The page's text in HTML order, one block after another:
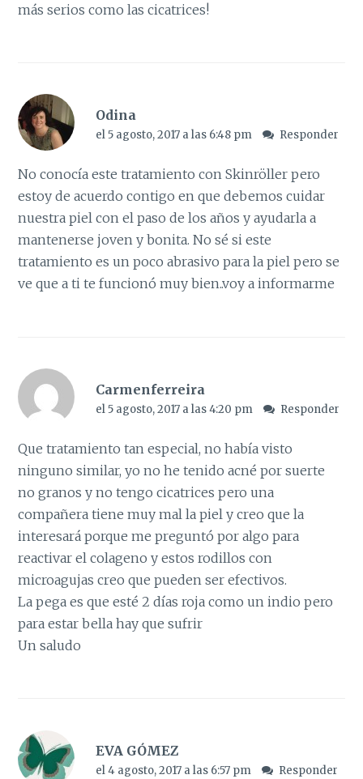
más serios como las cicatrices!
Odina
el 5 agosto, 2017 a las 6:48 pm Responder
No conocía este tratamiento con Skinröller pero
estoy de acuerdo contigo en que debemos cuidar
nuestra piel con el paso de los años y ayudarla a
mantenerse joven y bonita. No sé si este
tratamiento es un poco abrasivo para la piel pero se
ve que a ti te funcionó muy bien..voy a informarme
Carmenferreira
el 5 agosto, 2017 a las 4:20 pm Responder
Que tratamiento tan especial, no había visto
ninguno similar, yo no he tenido acné por suerte
no granos y no tengo cicatrices pero una
compañera tiene muy mal la piel y creo que la
interesará porque me preguntó por algo para
reactivar el colageno y estos rodillos con
microagujas creo que pueden ser efectivos.
La pega es que esté 2 días roja como un indio pero
para estar bella hay que sufrir
Un saludo
EVA GÓMEZ
el 4 agosto, 2017 a las 6:57 pm Responder